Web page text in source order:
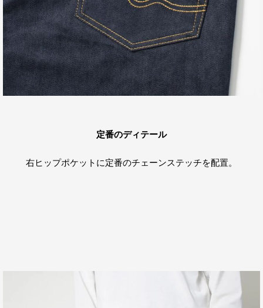
定番のディテール
右ヒップポケットに定番のチェーンステッチを配置。